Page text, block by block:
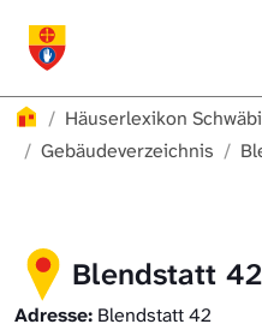
Häuserlexikon
Häuserlexikon
Gebäudeverzeichnis
Blendstatt
Adresse: Blendstatt 42
Häuserlexikon Steinbach
Digitale Nachschlagewerke